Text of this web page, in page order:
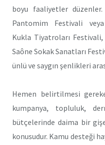
boyu faaliyetler
Pantomim Festivali
Kukla Tiyatroları
Saône Sokak Sanatları
ünlü ve saygın şenlikleri
Hemen belirtilmesi
kumpanya, topluluk,
bütçelerinde daima bir
konusudur. Kamu desteği